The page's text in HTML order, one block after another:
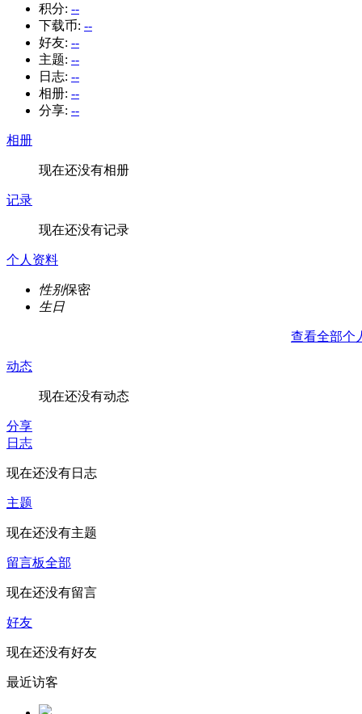
积分: --
下载币: --
好友: --
主题: --
日志: --
相册: --
分享: --
相册
现在还没有相册
记录
现在还没有记录
个人资料
性别保密
生日
查看全部个
动态
现在还没有动态
分享
日志
现在还没有日志
主题
现在还没有主题
留言板全部
现在还没有留言
好友
现在还没有好友
最近访客